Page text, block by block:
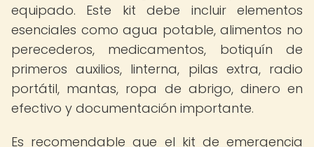
equipado. Este kit debe incluir elementos
esenciales como agua potable, alimentos no
perecederos, medicamentos, botiquín de
primeros auxilios, linterna, pilas extra, radio
portátil, mantas, ropa de abrigo, dinero en
efectivo y documentación importante.
Es recomendable que el kit de emergencia